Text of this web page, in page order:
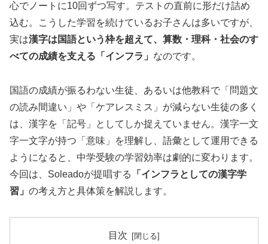
心でノートに10回ずつ写す。テストの直前に形だけ詰め
込む。こうした学習を続けているお子さんは多いですが、
実は漢字は国語という枠を超えて、算数・理科・社会のす
べての成績を支える「インフラ」 なのです。
国語の成績が振るわない生徒、あるいは他教科で「問題文
の読み間違い」や「ケアレスミス」が減らない生徒の多く
は、漢字を「記号」としてしか捉えていません。漢字一文
字一文字が持つ「意味」を理解し、語彙として運用できる
ようになると、中学受験の学習効率は劇的に変わります。
今回は、Soleadoが提唱する
「インフラとしての漢字学
習」 の考え方と具体策を解説します。
目次